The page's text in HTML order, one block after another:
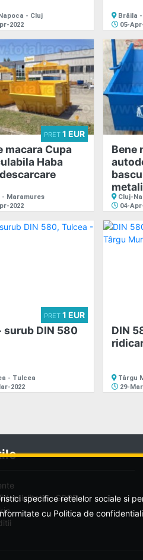
- Cluj
2022
Brăila -
05-
macara Cupa
Haba
PRET 1 EUR
Maramures
2022
Bene
Cluj-
04-
surub DIN 580
PRET 1 EUR
- Tulcea
2022
DIN
Târgu
29-
- GDPR
specifice retelelor sociale si
cu Politica de